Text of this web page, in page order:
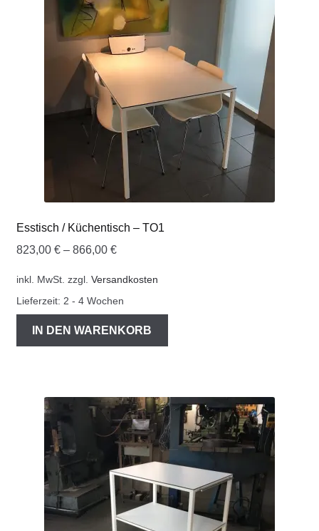
COOKWARE FERLEON
ZUBEHÖR FERLEON
DEKORATION
0 Artikel
Esstisch / Küchentisch – TO1
823,00 €– 866,00 €
inkl. MwSt. zzgl. Versandkosten
Lieferzeit: 2 - 4 Wochen
IN DEN WARENKORB